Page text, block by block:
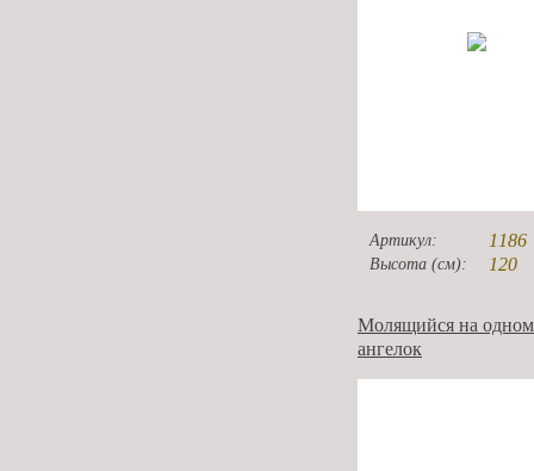
Артикул: 1186
Высота (см): 120
Молящийся на одном
ангелок